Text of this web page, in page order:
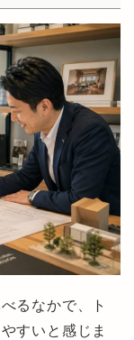
るなかで、ト
すいと感じま